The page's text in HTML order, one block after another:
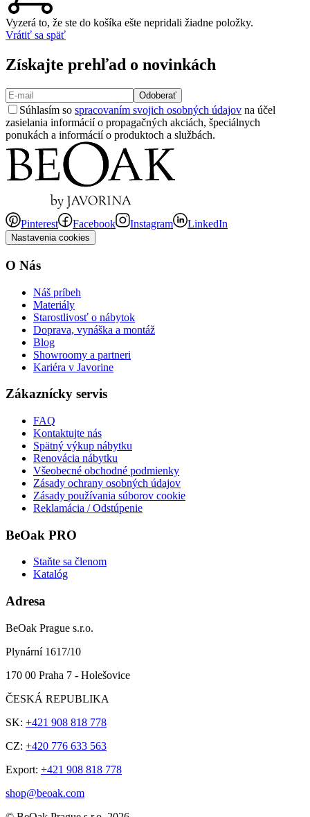
Vyzerá to, že ste do košíka ešte nepridali žiadne položky.
Vrátiť sa späť
Získajte prehľad o novinkách
Odoberať
Súhlasím so spracovaním svojich osobných údajov na účel
zasielania informácií o propagačných akciách, špeciálnych
ponukách a informácií o produktoch a službách.
Pinterest Facebook Instagram LinkedIn
Nastavenia cookies
O Nás
Náš príbeh
Materiály
Starostlivosť o nábytok
Doprava, vynáška a montáž
Blog
Showroomy a partneri
Kariéra v Javorine
Zákaznícky servis
FAQ
Kontaktujte nás
Spätný výkup nábytku
Renovácia nábytku
Všeobecné obchodné podmienky
Zásady ochrany osobných údajov
Zásady používania súborov cookie
Reklamácia / Odstúpenie
BeOak PRO
Staňte sa členom
Katalóg
Adresa
BeOak Prague s.r.o.
Plynární 1617/10
170 00 Praha 7 - Holešovice
ČESKÁ REPUBLIKA
SK: +421 908 818 778
CZ: +420 776 633 563
Export: +421 908 818 778
shop@beoak.com